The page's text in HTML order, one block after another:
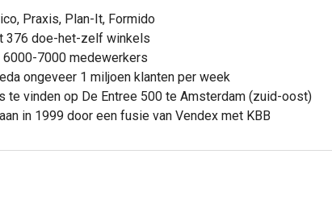
Praxis, Plan-It, Formido
376 doe-het-zelf winkels
6000-7000 medewerkers
ongeveer 1 miljoen klanten per week
te vinden op De Entree 500 te Amsterdam (zuid-oost)
in 1999 door een fusie van Vendex met KBB